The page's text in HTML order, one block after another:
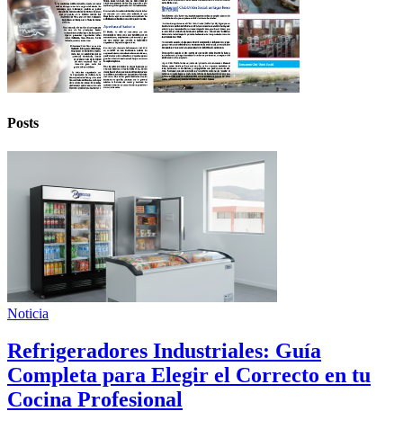
Posts
Noticia
Refrigeradores Industriales: Guía
Completa para Elegir el Correcto en tu
Cocina Profesional